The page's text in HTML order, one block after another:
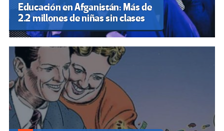
Educación en Afganistán: Más de
2.2 millones de niñas sin clases